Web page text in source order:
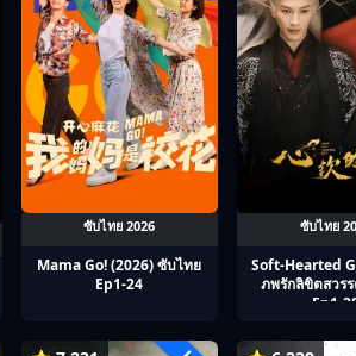
ซับไทย 2026
Mama Go! (2026) ซับไทย
Ep1-24
ซับไทย
Soft-Hearted
ภพรักลิขิตสวร
Ep1-